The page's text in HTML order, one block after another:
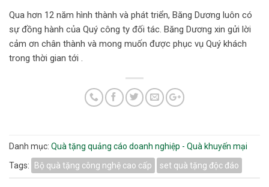
Qua hơn 12 năm hình thành và phát triển, Băng Dương luôn có
sự đồng hành của Quý công ty đối tác. Băng Dương xin gửi lời
cảm ơn chân thành và mong muốn được phục vụ Quý khách
trong thời gian tới .
Danh mục: Quà tặng quảng cáo doanh nghiệp - Quà khuyến mại
Tags:
Bộ quà tặng công nghệ cao cấp set quà tặng độc đáo